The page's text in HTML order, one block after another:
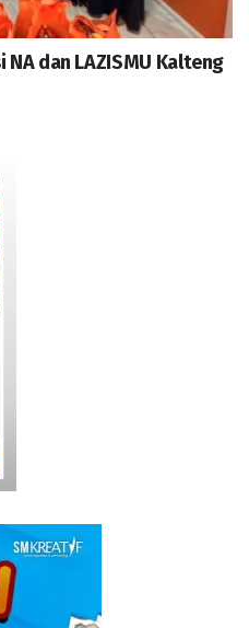
dan LAZISMU Kalteng